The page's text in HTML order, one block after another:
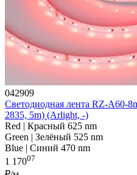
042909
Светодиодная лента RZ-A60-
2835, 5m) (Arlight, -)
Red | Красный 625 nm
Green | Зелёный 525 nm
Blue | Синий 470 nm
1 17007